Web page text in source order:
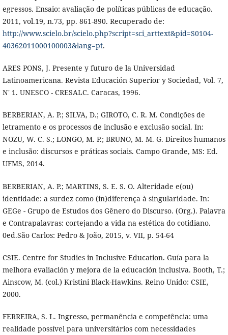
egressos. Ensaio: avaliação de políticas públicas de educação.
2011, vol.19, n.73, pp. 861-890. Recuperado de:
http://www.scielo.br/scielo.php?script=sci_arttext&pid=S0104-
40362011000100003&lang=pt.
ARES PONS, J. Presente y futuro de la Universidad
Latinoamericana. Revista Educación Superior y Sociedad, Vol. 7,
N' 1. UNESCO - CRESALC. Caracas, 1996.
BERBERIAN, A. P.; SILVA, D.; GIROTO, C. R. M. Condições de
letramento e os processos de inclusão e exclusão social. In:
NOZU, W. C. S.; LONGO, M. P.; BRUNO, M. M. G. Direitos humanos
e inclusão: discursos e práticas sociais. Campo Grande, MS: Ed.
UFMS, 2014.
BERBERIAN, A. P.; MARTINS, S. E. S. O. Alteridade e(ou)
identidade: a surdez como (in)diferença à singularidade. In:
GEGe - Grupo de Estudos dos Gênero do Discurso. (Org.). Palavra
e Contrapalavras: cortejando a vida na estética do cotidiano.
0ed.São Carlos: Pedro & João, 2015, v. VII, p. 54-64
CSIE. Centre for Studies in Inclusive Education. Guía para la
melhora evaliación y mejora de la educación inclusiva. Booth, T.;
Ainscow, M. (col.) Kristini Black-Hawkins. Reino Unido: CSIE,
2000.
FERREIRA, S. L. Ingresso, permanência e competência: uma
realidade possível para universitários com necessidades